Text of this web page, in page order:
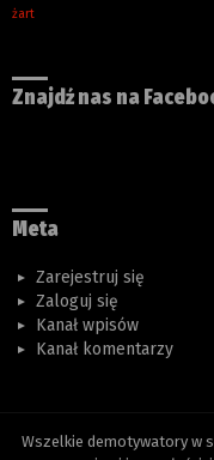
żart
Znajdź nas na
Meta
Zarejestruj się
Zaloguj się
Kanał wpisów
Kanał komentarzy
Wszelkie demotywatory w